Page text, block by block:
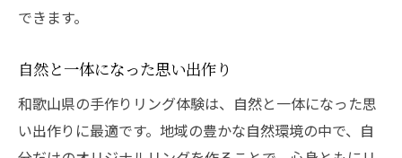
できます。
自然と一体になった思い出作り
和歌山県の手作りリング体験は、自然と一体になった思
い出作りに最適です。地域の豊かな自然環境の中で、自